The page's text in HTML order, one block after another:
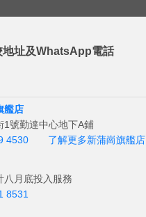
地址及WhatsApp電話
艦店
1號勤達中心地下A鋪
4530
了解更多新蒲崗旗艦店
八月底投入服務
8531